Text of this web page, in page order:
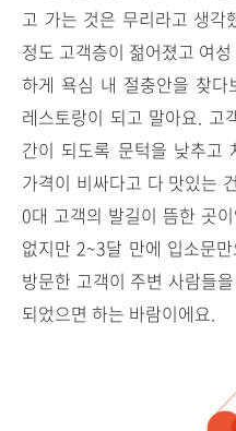
고 가는 것은 무리라고 생각
정도 고객층이 젊어졌고 여
하게 욕심 내 절충안을 찾
레스토랑이 되고 말아요. 고
간이 되도록 문턱을 낮추고
가격이 비싸다고 다 맛있는
0대 고객의 발길이 뜸한 곳
없지만 2~3달 만에 입소문
방문한 고객이 주변 사람들
되었으면 하는 바람이에요.